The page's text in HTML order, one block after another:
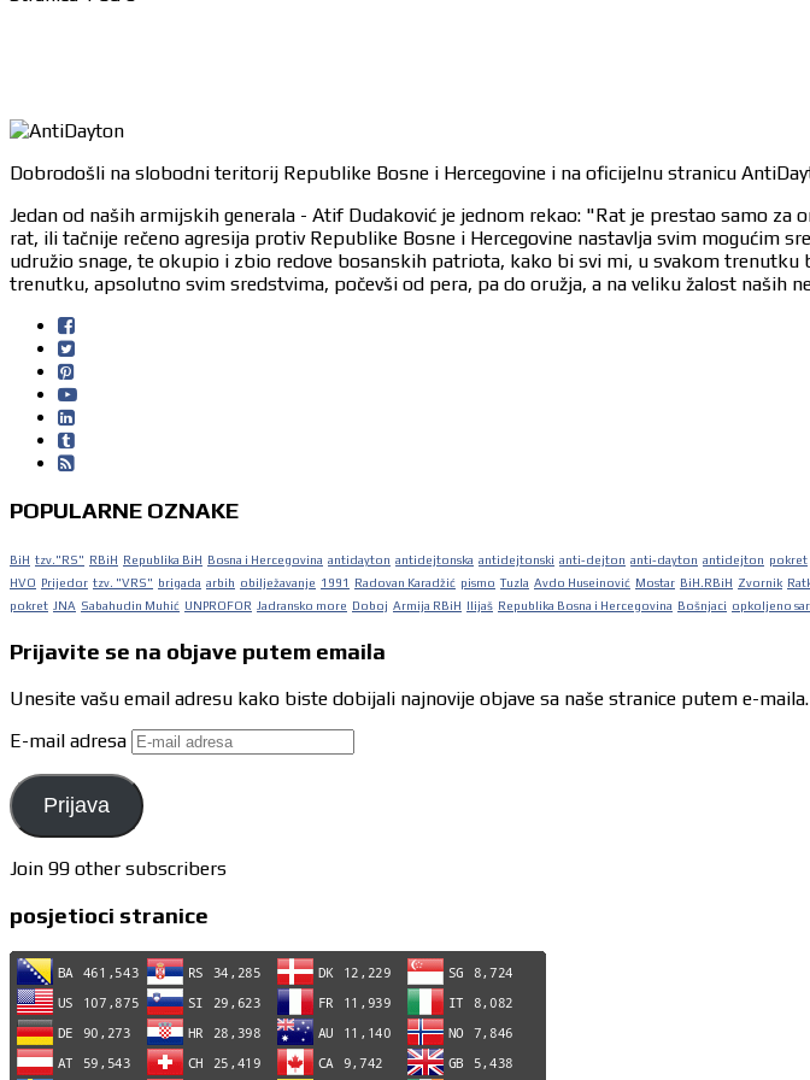
Dobrodošli na slobodni teritorij Republike Bosne i Hercegovine i na oficijelnu stranicu
Jedan od naših armijskih generala - Atif Dudaković je jednom rekao: "Rat je prestao samo
rat, ili tačnije rečeno agresija protiv Republike Bosne i Hercegovine nastavlja svim
udružio snage, te okupio i zbio redove bosanskih patriota, kako bi svi mi, u svakom
trenutku, apsolutno svim sredstvima, počevši od pera, pa do oružja, a na veliku žalost naših
POPULARNE OZNAKE
BiH tzv."RS" RBiH Republika BiH Bosna i Hercegovina antidayton antidejtonska antidejtonski anti-dejton anti-dayton antidejton pokret
HVO Prijedor tzv. "VRS" brigada arbih obilježavanje 1991 Radovan Karadžić pismo Tuzla Avdo Huseinović Mostar BiH.RBiH Zvornik
pokret JNA Sabahudin Muhić UNPROFOR Jadransko more Doboj Armija RBiH Ilijaš Republika Bosna i Hercegovina Bošnjaci opkoljeno
Prijavite se na objave putem emaila
Unesite vašu email adresu kako biste dobijali najnovije objave sa naše stranice putem e-maila.
E-mail adresa
Prijava
Join 99 other subscribers
posjetioci stranice